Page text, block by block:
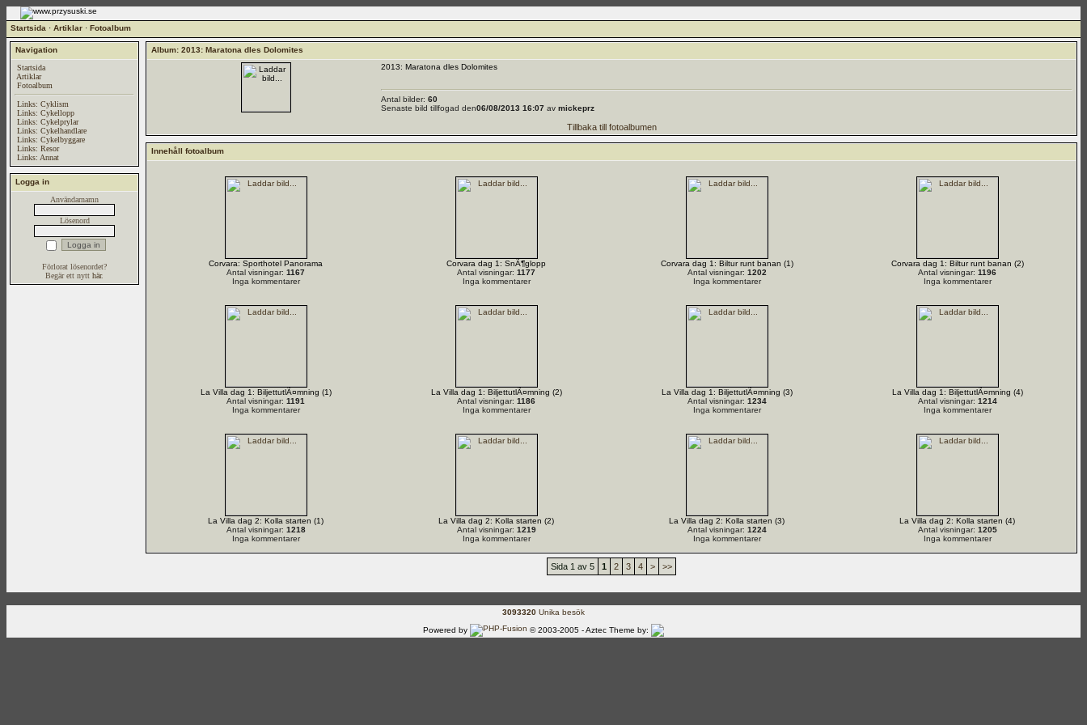
Startsida · Artiklar · Fotoalbum
Navigation
Startsida
Artiklar
Fotoalbum
Links: Cyklism
Links: Cykellopp
Links: Cykelprylar
Links: Cykelhandlare
Links: Cykelbyggare
Links: Resor
Links: Annat
Logga in
Användarnamn
Lösenord
Förlorat lösenordet?
Begär ett nytt här.
Album: 2013: Maratona dles Dolomites
2013: Maratona dles Dolomites
Antal bilder: 60
Senaste bild tillfogad den06/08/2013 16:07 av mickeprz
Tillbaka till fotoalbumen
Innehåll fotoalbum
Corvara: Sporthotel Panorama
Antal visningar: 1167
Inga kommentarer
Corvara dag 1: SnÃ¶glopp
Antal visningar: 1177
Inga kommentarer
Corvara dag 1: Biltur runt banan (1)
Antal visningar: 1202
Inga kommentarer
Corvara dag 1: Biltur runt banan (2)
Antal visningar: 1196
Inga kommentarer
La Villa dag 1: BiljettutlÃ¤mning (1)
Antal visningar: 1191
Inga kommentarer
La Villa dag 1: BiljettutlÃ¤mning (2)
Antal visningar: 1186
Inga kommentarer
La Villa dag 1: BiljettutlÃ¤mning (3)
Antal visningar: 1234
Inga kommentarer
La Villa dag 1: BiljettutlÃ¤mning (4)
Antal visningar: 1214
Inga kommentarer
La Villa dag 2: Kolla starten (1)
Antal visningar: 1218
Inga kommentarer
La Villa dag 2: Kolla starten (2)
Antal visningar: 1219
Inga kommentarer
La Villa dag 2: Kolla starten (3)
Antal visningar: 1224
Inga kommentarer
La Villa dag 2: Kolla starten (4)
Antal visningar: 1205
Inga kommentarer
Sida 1 av 5 1 2 3 4 > >>
3093320 Unika besök
Powered by
© 2003-2005 - Aztec Theme by: